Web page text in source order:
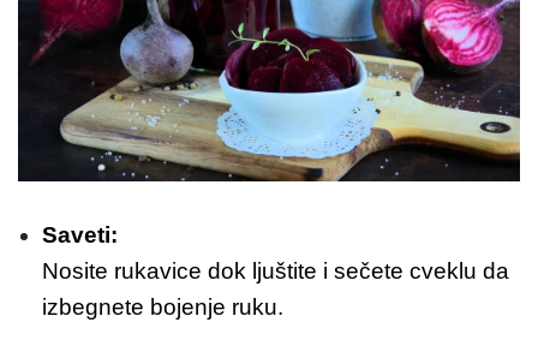
Saveti:
Nosite rukavice dok ljuštite i sečete cveklu da
izbegnete bojenje ruku.